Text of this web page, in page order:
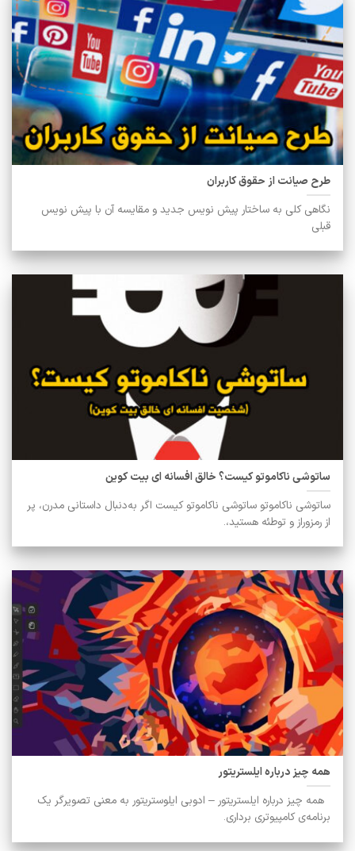
طرح صیانت از حقوق کاربران
نگاهی کلی به ساختار پیش نویس جدید و مقایسه آن با پیش نویس
قبلی
ساتوشی ناکاموتو کیست؟ خالق افسانه ای بیت کوین
ساتوشی ناکاموتو ساتوشی ناکاموتو کیست اگر به‌دنبال داستانی مدرن، پر
از رمزوراز و توطئه هستید،.
همه چیز درباره ایلستریتور
همه چیز درباره ایلستریتور – ادوبی ایلوستریتور به معنی تصویرگر یک
برنامه‌ی کامپیوتری برداری.